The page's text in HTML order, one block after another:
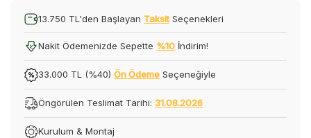
13.750 TL'den Başlayan Taksit Seçenekleri
Nakit Ödemenizde Sepette %10 İndirim!
33.000 TL (%40) Ön Ödeme Seçeneğiyle
Öngörülen Teslimat Tarihi: 31.08.2026
Kurulum & Montaj